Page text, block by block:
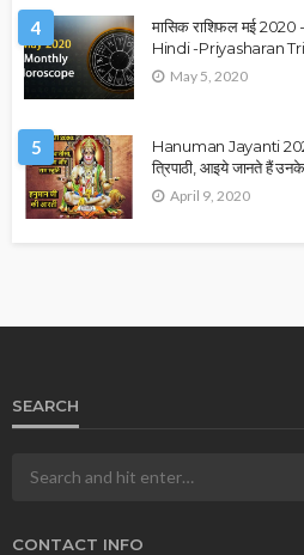
4
मासिक राशिफल मई
Hindi -Priyasharan
May 5, 2020
5
Hanuman Jayanti
त्रिपाठी, आइये जानते हैं
April 9, 2020
SEARCH
CONTACT INFO